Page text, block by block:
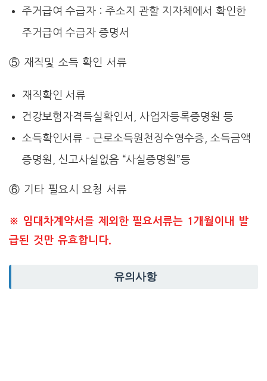
주거급여 수급자 : 주소지 관할 지자체에서 확인한
주거급여 수급자 증명서
⑤ 재직및 소득 확인 서류
재직확인 서류
건강보험자격득실확인서, 사업자등록증명원 등
소득확인서류 – 근로소득원천징수영수증, 소득금액
증명원, 신고사실없음 “사실증명원”등
⑥ 기타 필요시 요청 서류
※ 임대차계약서를 제외한 필요서류는 1개월이내 발
급된 것만 유효합니다.
유의사항